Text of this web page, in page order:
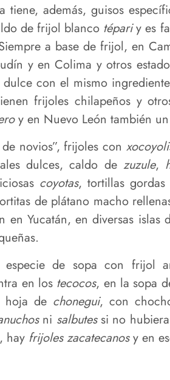
tiene, además, guisos
de frijol blanco tépariy es
a base de frijol, en
y en Colima y otros
con el mismo
frijoles chilapeños y
y en Nuevo León también
novios”, frijoles con
dulces, caldo de zuzule,
coyotas, tortillas
de plátano macho
en Yucatán, en diversas
especie de sopa con frijol
en los tecocos, en la sopa
de chonegui, con
ni salbutessi no
hay frijoles zacatecanosy en